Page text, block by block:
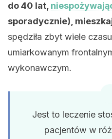
do 40 lat,
sporadycznie),
spędziła zbyt wiele
umiarkowanym
wykonawczym.
Jest to leczenie
pacjentów w